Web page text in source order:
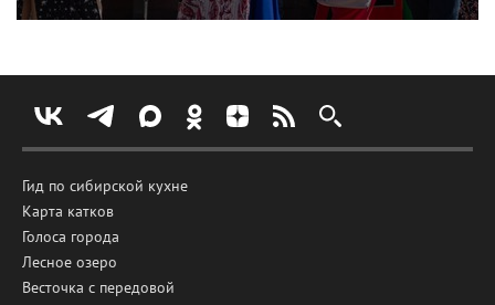
Гид по сибирской кухне
Карта катков
Голоса города
Лесное озеро
Весточка с передовой